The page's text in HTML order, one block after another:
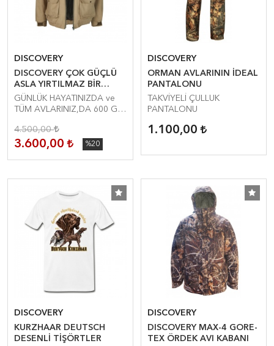
DISCOVERY
DISCOVERY ÇOK GÜÇLÜ
ASLA YIRTILMAZ BİR
KUMAŞTIR.. GORE-TEX
KISA MONT
GÜNLÜK HAYATINIZDA ve
TÜM AVLARINIZ,DA 600 GR
MONT
4.500,00
3.600,00 %20
DISCOVERY
ORMAN AVLARININ İDEAL
PANTALONU
TAKVİYELİ ÇULLUK
PANTALONU
1.100,00
DISCOVERY
KURZHAAR DEUTSCH
DESENLİ TİŞÖRTLER
DISCOVERY
DISCOVERY MAX-4 GORE-
TEX ÖRDEK AVI KABANI